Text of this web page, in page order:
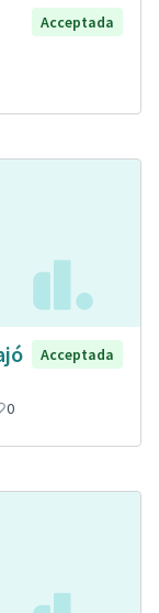
Acceptada
Acceptada
0